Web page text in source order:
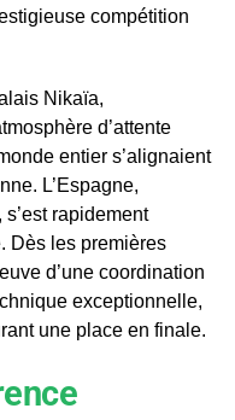
compétition
Nikaïa,
d’attente
entier s’alignaient
L’Espagne,
rapidement
Dès les premières
d’une coordination
exceptionnelle,
une place en finale.